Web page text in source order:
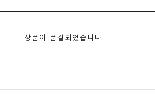
상품이 품절되었습니다.